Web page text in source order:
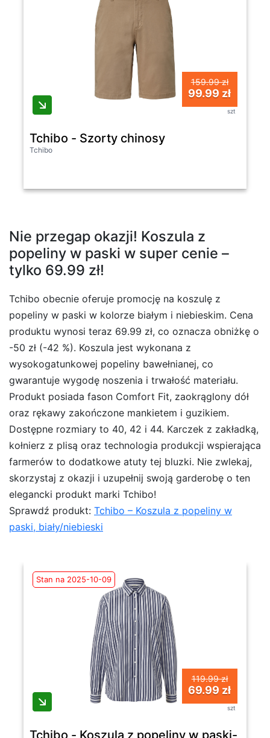
159.99 zł
99.99 zł
szt
Tchibo - Szorty chinosy
Tchibo
Nie przegap okazji! Koszula z
popeliny w paski w super cenie –
tylko 69.99 zł!
Tchibo obecnie oferuje promocję na koszulę z
popeliny w paski w kolorze białym i niebieskim. Cena
produktu wynosi teraz 69.99 zł, co oznacza obniżkę o
-50 zł (-42 %). Koszula jest wykonana z
wysokogatunkowej popeliny bawełnianej, co
gwarantuje wygodę noszenia i trwałość materiału.
Produkt posiada fason Comfort Fit, zaokrąglony dół
oraz rękawy zakończone mankietem i guzikiem.
Dostępne rozmiary to 40, 42 i 44. Karczek z zakładką,
kołnierz z plisą oraz technologia produkcji wspierająca
farmerów to dodatkowe atuty tej bluzki. Nie zwlekaj,
skorzystaj z okazji i uzupełnij swoją garderobę o ten
elegancki produkt marki Tchibo!
Sprawdź produkt: Tchibo – Koszula z popeliny w
paski, biały/niebieski
Stan na 2025-10-09
119.99 zł
69.99 zł
szt
Tchibo - Koszula z popeliny w paski-